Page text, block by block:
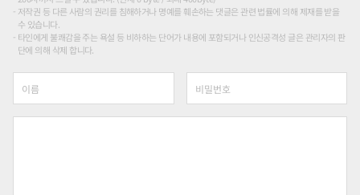
저작권 등 다른 사람의 권리를 침해하거나 명예를 훼손하는 댓글은 관련 법률에 의해 제재를 받을
수 있습니다.
타인에게 불쾌감을 주는 욕설 등 비하하는 단어가 내용에 포함되거나 인신공격성 글은 관리자의 판
단에 의해 삭제 합니다.